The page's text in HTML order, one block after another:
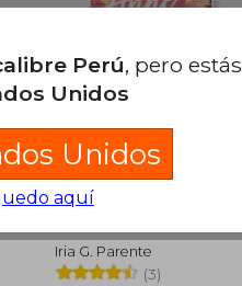
S/ 198,85
Anne sin filtros
Iria G. Parente
(3)
Perú, pero estás
Unidos
Unidos
aquí